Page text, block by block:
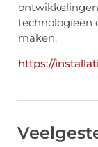
technologieën
maken.
https://